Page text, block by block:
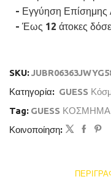
ποσότητα
- Εγγύηση Επίσημης
- Έως 12 άτοκες
SKU:
Κατηγορία: GUESS
Tag: GUESS ΚΟΣΜΗΜΑ
Κοινοποίηση: